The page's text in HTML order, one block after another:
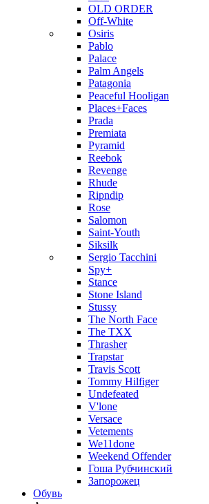
OLD ORDER
Off-White
Osiris
Pablo
Palace
Palm Angels
Patagonia
Peaceful Hooligan
Places+Faces
Prada
Premiata
Pyramid
Reebok
Revenge
Rhude
Ripndip
Rose
Salomon
Saint-Youth
Siksilk
Sergio Tacchini
Spy+
Stance
Stone Island
Stussy
The North Face
The TXX
Thrasher
Trapstar
Travis Scott
Tommy Hilfiger
Undefeated
V'lone
Versace
Vetements
We11done
Weekend Offender
Гоша Рубчинский
Запорожец
Обувь